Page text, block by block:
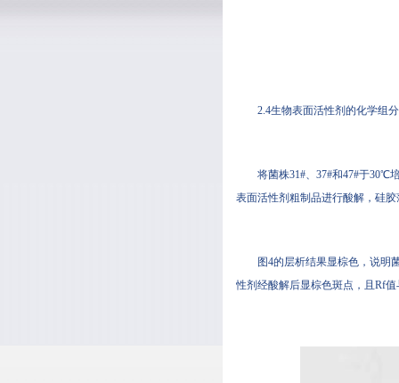
2.4生物表面活性剂的化学组
将菌株31#、37#和47#于30℃
表面活性剂粗制品进行酸解，硅
图4的层析结果显棕色，说明
性剂经酸解后显棕色斑点，且Rf值